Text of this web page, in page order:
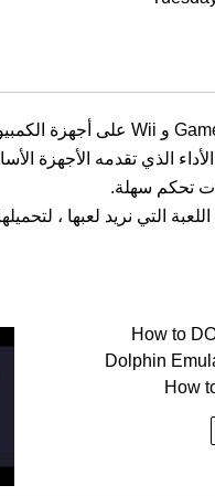
تحكم سهلة.
How to
Dolphin
How